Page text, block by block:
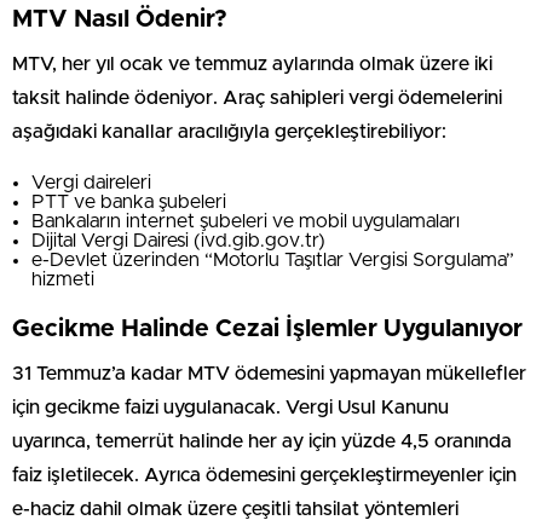
MTV Nasıl Ödenir?
MTV, her yıl ocak ve temmuz aylarında olmak üzere iki
taksit halinde ödeniyor. Araç sahipleri vergi ödemelerini
aşağıdaki kanallar aracılığıyla gerçekleştirebiliyor:
Vergi daireleri
PTT ve banka şubeleri
Bankaların internet şubeleri ve mobil uygulamaları
Dijital Vergi Dairesi (ivd.gib.gov.tr)
e-Devlet üzerinden “Motorlu Taşıtlar Vergisi Sorgulama”
hizmeti
Gecikme Halinde Cezai İşlemler Uygulanıyor
31 Temmuz’a kadar MTV ödemesini yapmayan mükellefler
için gecikme faizi uygulanacak. Vergi Usul Kanunu
uyarınca, temerrüt halinde her ay için yüzde 4,5 oranında
faiz işletilecek. Ayrıca ödemesini gerçekleştirmeyenler için
e-haciz dahil olmak üzere çeşitli tahsilat yöntemleri